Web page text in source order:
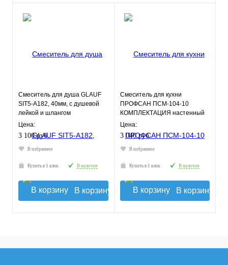
Смеситель для душа GLAUF
SIT5-A182, 40мм, с душевой
лейкой и шлангом
Цена:
3 100 руб.
В избранное
Купить в 1 клик В наличии
В корзину
Смеситель для кухни
ПРОФСАН ПСМ-104-10
КОМПЛЕКТАЦИЯ настенный
тип См-МОНА, См-УмОНА
Цена:
3 040 руб.
В избранное
Купить в 1 клик В наличии
В корзину